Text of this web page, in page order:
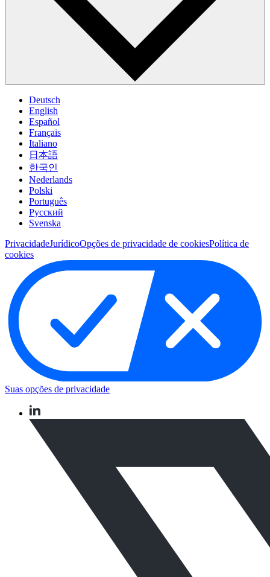
Deutsch
English
Español
Français
Italiano
日本語
한국인
Nederlands
Polski
Português
Pусский
Svenska
PrivacidadeJurídicoOpções de privacidade de cookiesPolítica de
cookies
Suas opções de privacidade